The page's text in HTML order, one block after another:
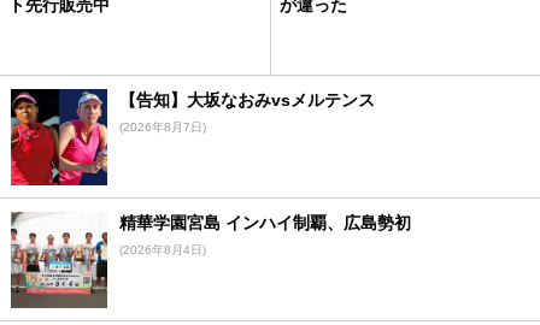
ト先行販売中
が違った
【告知】大坂なおみvsメルテンス
(2026年8月7日)
精華学園宮島 インハイ制覇、広島勢初
(2026年8月4日)